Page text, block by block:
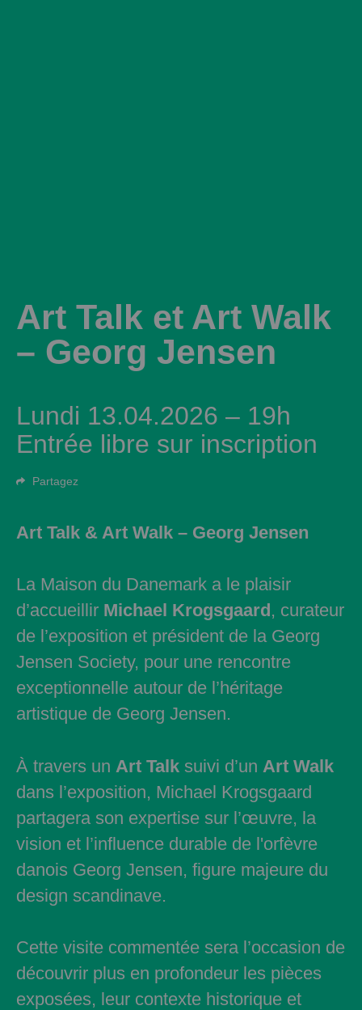
Art Talk et Art Walk
– Georg Jensen
Lundi 13.04.2026 – 19h
Entrée libre sur inscription
Partagez
Art Talk & Art Walk – Georg Jensen
La Maison du Danemark a le plaisir
d’accueillir Michael Krogsgaard, curateur
de l’exposition et président de la Georg
Jensen Society, pour une rencontre
exceptionnelle autour de l’héritage
artistique de Georg Jensen.
À travers un Art Talk suivi d’un Art Walk
dans l’exposition, Michael Krogsgaard
partagera son expertise sur l’œuvre, la
vision et l’influence durable de l'orfèvre
danois Georg Jensen, figure majeure du
design scandinave.
Cette visite commentée sera l’occasion de
découvrir plus en profondeur les pièces
exposées, leur contexte historique et